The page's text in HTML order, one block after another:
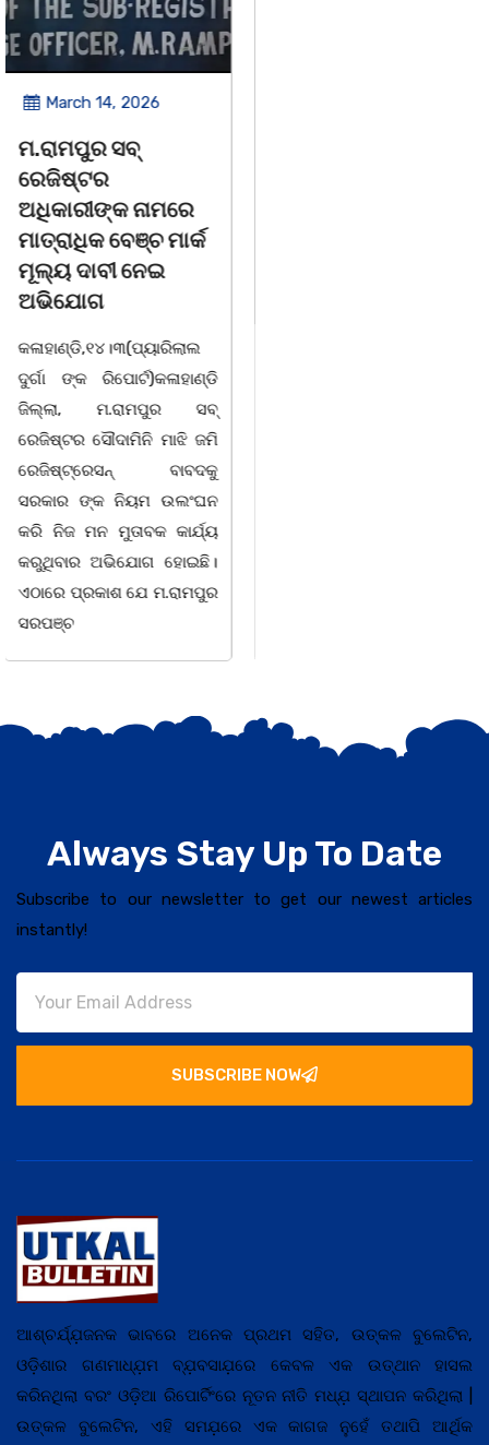
March 14, 2026
ଚିତାବାଘ ର ନଖ ଜବତ
ତିନି ଯୁବକ ଗିରଫ ଓ
କୋର୍ଟ ଚାଲାଣ
କଳାହାଣ୍ଡି,୧୪|୩(ପ୍ୟାରିଲାଲ
ଦୁର୍ଗା ଙ୍କ ରିପୋର୍ଟ):ବେଆଇନ
କରି ବ୍ୟବସାୟ ଚାଲୁଥିବା
ସମ୍ପର୍କରେ କୌଣସି ସୂତ୍ରରୁ
ସୂଚନା ପାଇ କଳାହାଣ୍ଡି ଉତ୍ତର
ବନଖଣ୍ଡ ଅଧୀନ କେଗାଁ ରେଞ୍ଜର
ବନ କର୍ମଚାରୀ ମାନେ ଗରଗାବ
ସେକ୍ସନ ଅଧୀନ କାନ୍ଦୁଲଝର
Always Stay Up To Date
Subscribe to our newsletter to get our newest articles
instantly!
SUBSCRIBE NOW
ଆଶ୍ଚର୍ଯ୍ଯ଼ଜନକ ଭାବରେ ଅନେକ ପ୍ରଥମ ସହିତ, ଉତ୍କଳ ବୁଲେଟିନ,
ଓଡ଼ିଶାର ଗଣମାଧ୍ଯ଼ମ ବ୍ଯ଼ବସାଯ଼ରେ କେବଳ ଏକ ଉତ୍ଥାନ ହାସଲ
କରିନଥିଲା ବରଂ ଓଡ଼ିଆ ରିପୋର୍ଟିଂରେ ନୂତନ ନୀତି ମଧ୍ଯ଼ ସ୍ଥାପନ କରିଥିଲା |
ଉତ୍କଳ ବୁଲେଟିନ, ଏହି ସମଯ଼ରେ ଏକ କାଗଜ ନୁହେଁ ତଥାପି ଆର୍ଥିକ